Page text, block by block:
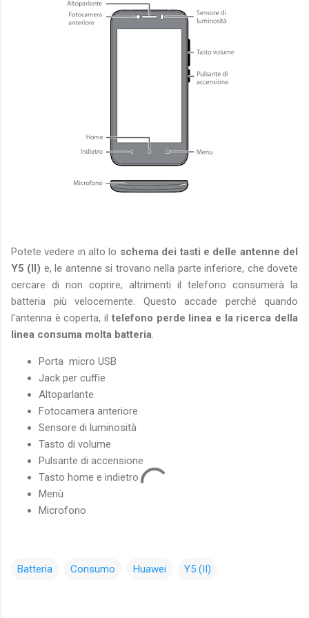
Potete vedere in alto lo schema dei tasti e delle antenne del
Y5 (II) e, le antenne si trovano nella parte inferiore, che dovete
cercare di non coprire, altrimenti il telefono consumerà la
batteria più velocemente. Questo accade perché quando
l'antenna è coperta, il telefono perde linea e la ricerca della
linea consuma molta batteria.
Porta micro USB
Jack per cuffie
Altoparlante
Fotocamera anteriore
Sensore di luminosità
Tasto di volume
Pulsante di accensione
Tasto home e indietro
Menù
Microfono
Batteria Consumo Huawei Y5 (II)